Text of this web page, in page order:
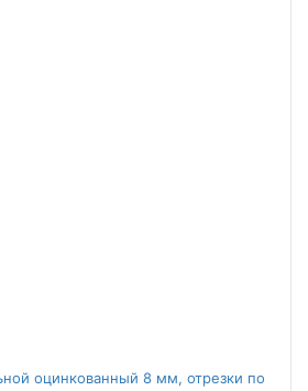
оцинкованный 8 мм, отрезки по